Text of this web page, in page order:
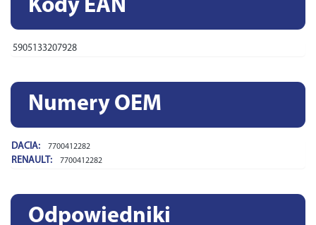
Kody EAN
5905133207928
Numery OEM
DACIA: 7700412282
RENAULT: 7700412282
Odpowiedniki